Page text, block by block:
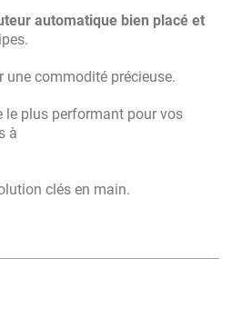
automatique bien placé et
commodité précieuse.
le plus performant pour vos
à
clés en main.